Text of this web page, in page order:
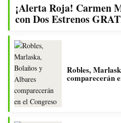
¡Alerta Roja! Carmen
con Dos Estrenos
Robles,
comparecerán